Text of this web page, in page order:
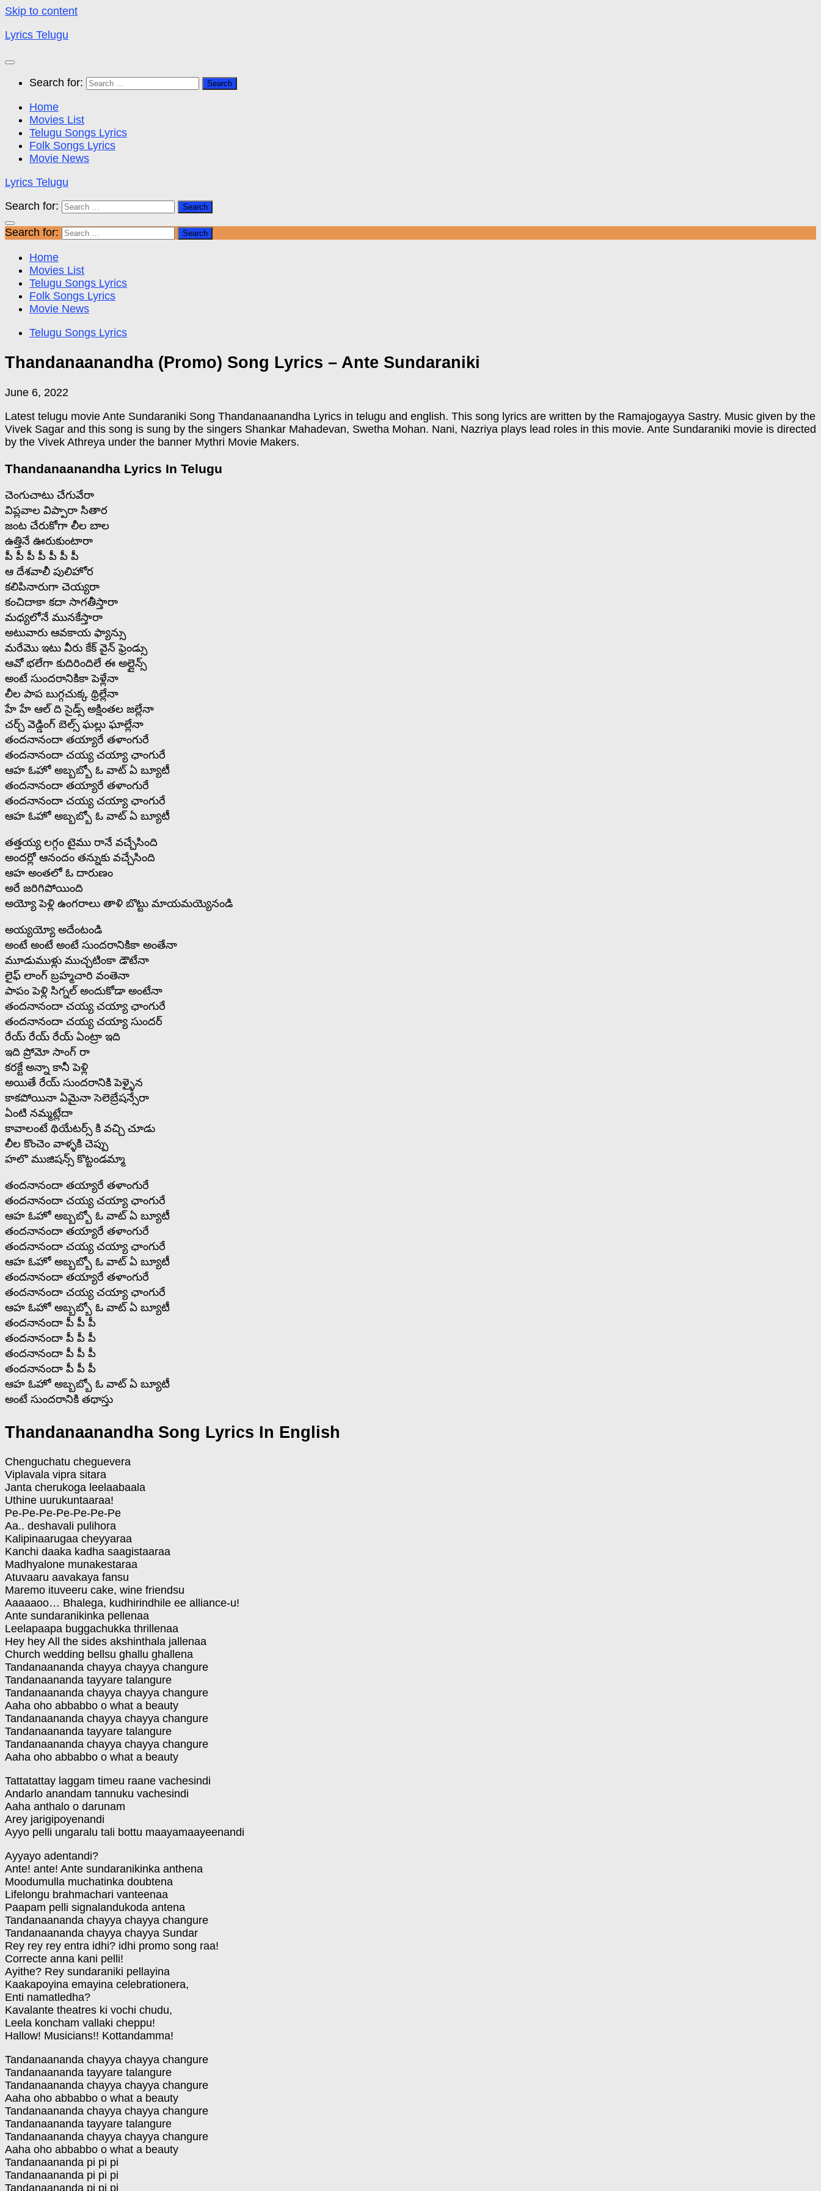
Skip to content
Lyrics Telugu
Search for:
Home
Movies List
Telugu Songs Lyrics
Folk Songs Lyrics
Movie News
Lyrics Telugu
Search for:
Search for:
Home
Movies List
Telugu Songs Lyrics
Folk Songs Lyrics
Movie News
Telugu Songs Lyrics
Thandanaanandha (Promo) Song Lyrics – Ante Sundaraniki
June 6, 2022
Latest telugu movie Ante Sundaraniki Song Thandanaanandha Lyrics in telugu and english. This song lyrics are written by the Ramajogayya Sastry. Music given by the
Vivek Sagar and this song is sung by the singers Shankar Mahadevan, Swetha Mohan. Nani, Nazriya plays lead roles in this movie. Ante Sundaraniki movie is directed
by the Vivek Athreya under the banner Mythri Movie Makers.
Thandanaanandha Lyrics In Telugu
చెంగుచాటు చేగువేరా
విప్లవాల విప్పారా సితార
జంట చేరుకోగా లీల బాల
ఉత్తినే ఊరుకుంటారా
పీ పీ పీ పీ పీ పీ పీ
ఆ దేశవాలీ పులిహోర
కలిపినారుగా చెయ్యరా
కంచిదాకా కదా సాగతీస్తారా
మధ్యలోనే మునకేస్తారా
అటువారు ఆవకాయ ఫ్యాన్సు
మరేమొ ఇటు వీరు కేక్ వైన్ ఫ్రెండ్సు
ఆవో భలేగా కుదిరిందిలే ఈ అల్లైన్స్
అంటే సుందరానికికా పెళ్లేనా
లీల పాప బుగ్గచుక్క థ్రిల్లేనా
హే హే ఆల్ ది సైడ్స్ అక్షింతల జల్లేనా
చర్చ్ వెడ్డింగ్ బెల్స్ ఘల్లు ఘాల్లేనా
తందనానందా తయ్యారే తళాంగురే
తందనానందా చయ్య చయ్యా ఛాంగురే
ఆహ ఓహో అబ్బబ్బో ఓ వాట్ ఏ బ్యూటీ
తందనానందా తయ్యారే తళాంగురే
తందనానందా చయ్య చయ్యా ఛాంగురే
ఆహ ఓహో అబ్బబ్బో ఓ వాట్ ఏ బ్యూటీ
తత్తయ్య లగ్గం టైము రానే వచ్చేసింది
అందర్లో ఆనందం తన్నుకు వచ్చేసింది
ఆహ అంతలో ఓ దారుణం
అరే జరిగిపోయింది
అయ్యో పెళ్లి ఉంగరాలు తాళి బొట్టు మాయమయ్యెనండి
అయ్యయ్యో అదేంటండి
అంటే అంటే అంటే సుందరానికికా అంతేనా
మూడుముళ్లు ముచ్చటింకా డౌటేనా
లైఫ్ లాంగ్ బ్రహ్మచారి వంతెనా
పాపం పెళ్లి సిగ్నల్ అందుకోడా అంటేనా
తందనానందా చయ్య చయ్యా ఛాంగురే
తందనానందా చయ్య చయ్యా సుందర్
రేయ్ రేయ్ రేయ్ ఏంట్రా ఇది
ఇది ప్రోమో సాంగ్ రా
కరక్టే అన్నా కానీ పెళ్లి
అయితే రేయ్ సుందరానికి పెళ్ళైన
కాకపోయినా ఏమైనా సెలెబ్రేషన్సేరా
ఏంటి నమ్మట్లేదా
కావాలంటే థియేటర్స్ కి వచ్చి చూడు
లీల కొంచెం వాళ్ళకి చెప్పు
హలొ ముజిషన్స్ కొట్టండమ్మా
తందనానందా తయ్యారే తళాంగురే
తందనానందా చయ్య చయ్యా ఛాంగురే
ఆహ ఓహో అబ్బబ్బో ఓ వాట్ ఏ బ్యూటీ
తందనానందా తయ్యారే తళాంగురే
తందనానందా చయ్య చయ్యా ఛాంగురే
ఆహ ఓహో అబ్బబ్బో ఓ వాట్ ఏ బ్యూటీ
తందనానందా తయ్యారే తళాంగురే
తందనానందా చయ్య చయ్యా ఛాంగురే
ఆహ ఓహో అబ్బబ్బో ఓ వాట్ ఏ బ్యూటీ
తందనానందా పీ పీ పీ
తందనానందా పీ పీ పీ
తందనానందా పీ పీ పీ
తందనానందా పీ పీ పీ
ఆహ ఓహో అబ్బబ్బో ఓ వాట్ ఏ బ్యూటీ
అంటే సుందరానికి తథాస్తు
Thandanaanandha Song Lyrics In English
Chenguchatu cheguevera
Viplavala vipra sitara
Janta cherukoga leelaabaala
Uthine uurukuntaaraa!
Pe-Pe-Pe-Pe-Pe-Pe-Pe
Aa.. deshavali pulihora
Kalipinaarugaa cheyyaraa
Kanchi daaka kadha saagistaaraa
Madhyalone munakestaraa
Atuvaaru aavakaya fansu
Maremo ituveeru cake, wine friendsu
Aaaaaoo… Bhalega, kudhirindhile ee alliance-u!
Ante sundaranikinka pellenaa
Leelapaapa buggachukka thrillenaa
Hey hey All the sides akshinthala jallenaa
Church wedding bellsu ghallu ghallena
Tandanaananda chayya chayya changure
Tandanaananda tayyare talangure
Tandanaananda chayya chayya changure
Aaha oho abbabbo o what a beauty
Tandanaananda chayya chayya changure
Tandanaananda tayyare talangure
Tandanaananda chayya chayya changure
Aaha oho abbabbo o what a beauty
Tattatattay laggam timeu raane vachesindi
Andarlo anandam tannuku vachesindi
Aaha anthalo o darunam
Arey jarigipoyenandi
Ayyo pelli ungaralu tali bottu maayamaayeenandi
Ayyayo adentandi?
Ante! ante! Ante sundaranikinka anthena
Moodumulla muchatinka doubtena
Lifelongu brahmachari vanteenaa
Paapam pelli signalandukoda antena
Tandanaananda chayya chayya changure
Tandanaananda chayya chayya Sundar
Rey rey rey entra idhi? idhi promo song raa!
Correcte anna kani pelli!
Ayithe? Rey sundaraniki pellayina
Kaakapoyina emayina celebrationera,
Enti namatledha?
Kavalante theatres ki vochi chudu,
Leela koncham vallaki cheppu!
Hallow! Musicians!! Kottandamma!
Tandanaananda chayya chayya changure
Tandanaananda tayyare talangure
Tandanaananda chayya chayya changure
Aaha oho abbabbo o what a beauty
Tandanaananda chayya chayya changure
Tandanaananda tayyare talangure
Tandanaananda chayya chayya changure
Aaha oho abbabbo o what a beauty
Tandanaananda pi pi pi
Tandanaananda pi pi pi
Tandanaananda pi pi pi